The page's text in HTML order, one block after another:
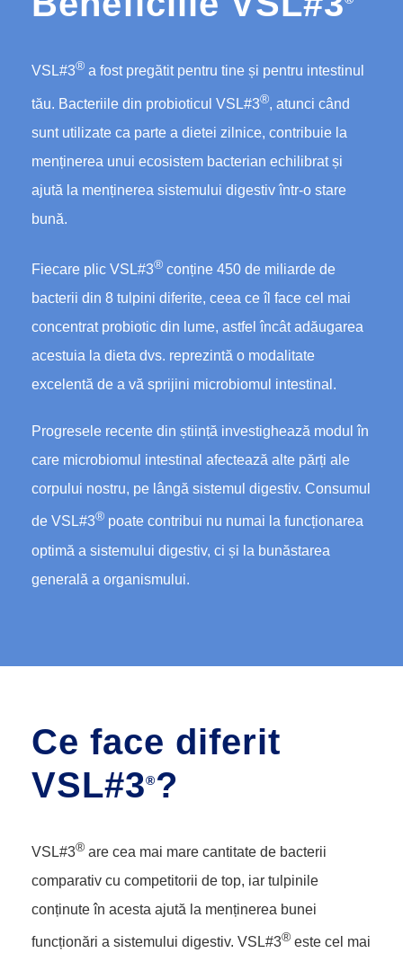
VSL#3® a fost pregătit pentru tine și pentru intestinul
tău. Bacteriile din probioticul VSL#3®, atunci când
sunt utilizate ca parte a dietei zilnice, contribuie la
menținerea unui ecosistem bacterian echilibrat și
ajută la menținerea sistemului digestiv într-o stare
bună.
Fiecare plic VSL#3® conține 450 de miliarde de
bacterii din 8 tulpini diferite, ceea ce îl face cel mai
concentrat probiotic din lume, astfel încât adăugarea
acestuia la dieta dvs. reprezintă o modalitate
excelentă de a vă sprijini microbiomul intestinal.
Progresele recente din știință investighează modul în
care microbiomul intestinal afectează alte părți ale
corpului nostru, pe lângă sistemul digestiv. Consumul
de VSL#3® poate contribui nu numai la funcționarea
optimă a sistemului digestiv, ci și la bunăstarea
generală a organismului.
Ce face diferit
VSL#3®?
VSL#3® are cea mai mare cantitate de bacterii
comparativ cu competitorii de top, iar tulpinile
conținute în acesta ajută la menținerea bunei
funcționări a sistemului digestiv. VSL#3® este cel mai